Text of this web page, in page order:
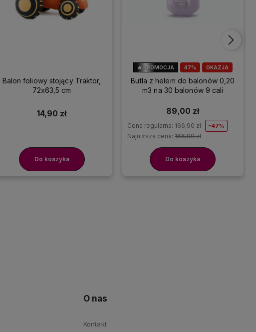
Balon foliowy stojący Traktor,
72x63,5 cm
14,90 zł
Do koszyka
47% OKAZJA
🔥 PROMOCJA
Butla z helem do balonów 0,20
m3 na 30 balonów 9 cali
89,00 zł
Cena regularna: 166,90 zł -47%
Najniższa cena: 166,90 zł
Do koszyka
O nas
Kontakt